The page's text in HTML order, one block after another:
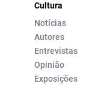
Cultura
Notícias
Autores
Entrevistas
Opinião
Exposições